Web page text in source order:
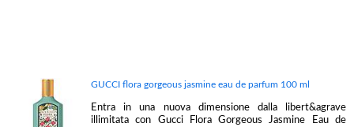
GUCCI flora gorgeous jasmine eau de parfum 100 ml
Entra in una nuova dimensione dalla libert&agrave
illimitata con Gucci Flora Gorgeous Jasmine Eau de